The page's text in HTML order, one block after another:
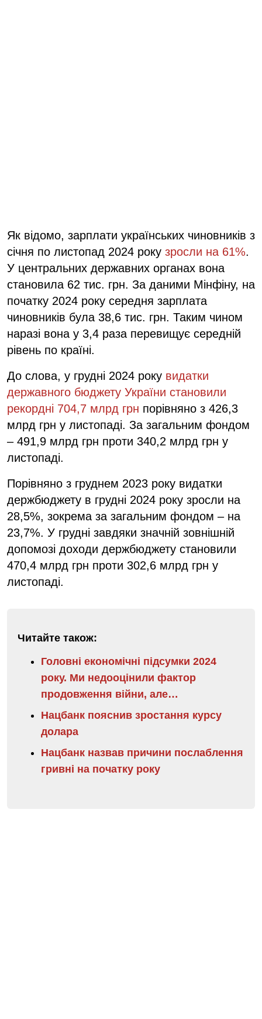
Як відомо, зарплати українських чиновників з
січня по листопад 2024 року зросли на 61%.
У центральних державних органах вона
становила 62 тис. грн. За даними Мінфіну, на
початку 2024 року середня зарплата
чиновників була 38,6 тис. грн. Таким чином
наразі вона у 3,4 раза перевищує середній
рівень по країні.
До слова, у грудні 2024 року видатки
державного бюджету України становили
рекордні 704,7 млрд грн порівняно з 426,3
млрд грн у листопаді. За загальним фондом
– 491,9 млрд грн проти 340,2 млрд грн у
листопаді.
Порівняно з груднем 2023 року видатки
держбюджету в грудні 2024 року зросли на
28,5%, зокрема за загальним фондом – на
23,7%. У грудні завдяки значній зовнішній
допомозі доходи держбюджету становили
470,4 млрд грн проти 302,6 млрд грн у
листопаді.
Читайте також:
Головні економічні підсумки 2024
року. Ми недооцінили фактор
продовження війни, але…
Нацбанк пояснив зростання курсу
долара
Нацбанк назвав причини послаблення
гривні на початку року